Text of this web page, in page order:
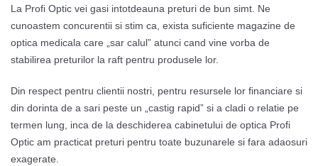
La Profi Optic vei gasi intotdeauna preturi de bun simt. Ne
cunoastem concurentii si stim ca, exista suficiente magazine de
optica medicala care „sar calul” atunci cand vine vorba de
stabilirea preturilor la raft pentru produsele lor.
Din respect pentru clientii nostri, pentru resursele lor financiare si
din dorinta de a sari peste un „castig rapid” si a cladi o relatie pe
termen lung, inca de la deschiderea cabinetului de optica Profi
Optic am practicat preturi pentru toate buzunarele si fara adaosuri
exagerate.